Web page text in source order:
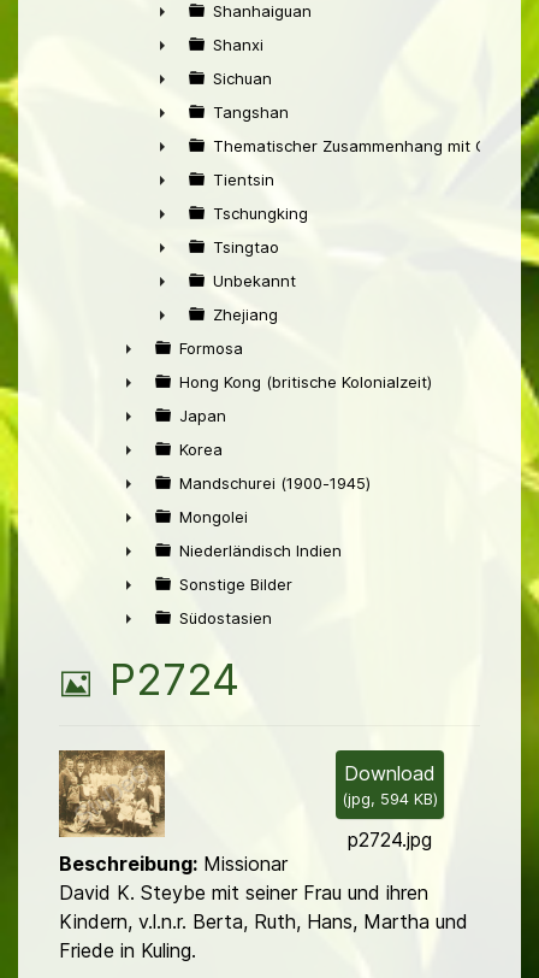
►
►
Shanhaiguan
►
Shanxi
►
Sichuan
►
Tangshan
►
Thematischer Zusammenhang mit China
►
Tientsin
►
Tschungking
►
Tsingtao
►
Unbekannt
►
Zhejiang
►
Formosa
►
Hong Kong (britische Kolonialzeit)
►
Japan
►
Korea
►
Mandschurei (1900-1945)
►
Mongolei
►
Niederländisch Indien
►
Sonstige Bilder
Südostasien
B
l
d
P2724
Download
(jpg, 594 KB)
p2724.jpg
Beschreibung: Missionar
David K. Steybe mit seiner Frau und ihren
Kindern, v.l.n.r. Berta, Ruth, Hans, Martha und
Friede in Kuling.